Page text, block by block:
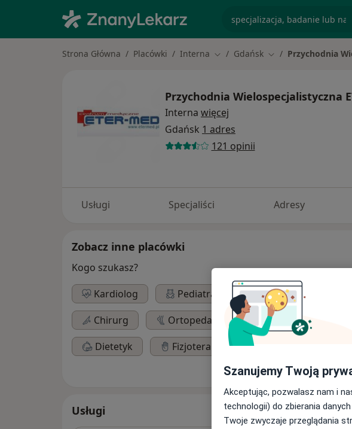
Strona Główna Placówki Interna Zmień miasto
Gdańsk Zmień miasto
Przychodnia
Przychodnia Wielospecjalistyczna
Interna więcej
Gdańsk 1 adres
121 opinii
Usługi Specjaliści Adresy
Zobacz inne placówki
Kogo szukasz?
Kardiolog
Pediatra Ginekolog
Chirurg
Ortopeda Laryngolog
Dietetyk
Fizjoterapeuta
Usługi
Szanujemy Twoją
Akceptując, pozwalasz nam i
technologii) do zbierania
Twoje zwyczaje przeglądania